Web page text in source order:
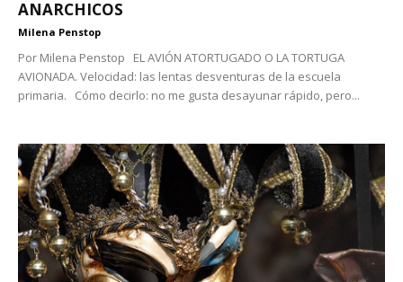
ANARCHICOS
Milena Penstop
Por Milena Penstop EL AVIÓN ATORTUGADO O LA TORTUGA
AVIONADA. Velocidad: las lentas desventuras de la escuela
primaria. Cómo decirlo: no me gusta desayunar rápido, pero...